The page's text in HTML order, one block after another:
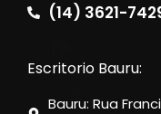
(14) 3621-
Escritorio Bauru:
Bauru: Rua